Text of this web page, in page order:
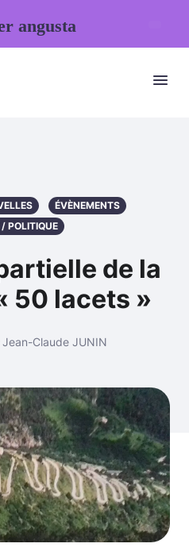
ÉVÈNEMENTS
POLITIQUE
de la
50 lacets »
Claude JUNIN
angusta